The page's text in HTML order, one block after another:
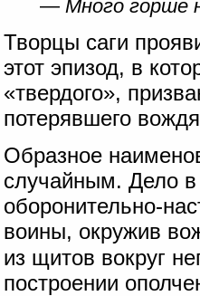
— Много горше
Творцы саги
этот эпизод, в
«твердого»,
потерявшего
Образное
случайным. Дело в
оборонительно-
воины, окружив
из щитов вокруг
построении